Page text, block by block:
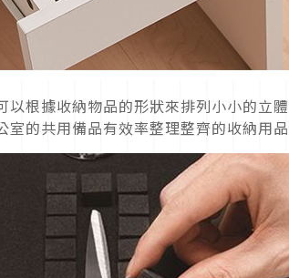
以根據收納物品的形狀來排列小小的立
室的共用備品有效率整理整齊的收納用品